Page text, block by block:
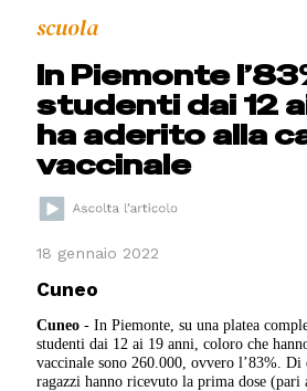
scuola
In Piemonte
studenti dai 12
ha aderito alla
vaccinale
18 gennaio 2022
Cuneo
Cuneo - In Piemonte, su una platea
studenti dai 12 ai 19 anni, coloro che
vaccinale sono 260.000, ovvero l’83%.
ragazzi hanno ricevuto la prima dose